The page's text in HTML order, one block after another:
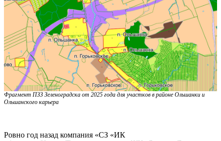
Фрагмент ПЗЗ Зеленоградска от 2025 года для участков в районе Ольшанки и
Ольшанского карьера
Ровно год назад компания «СЗ «ИК